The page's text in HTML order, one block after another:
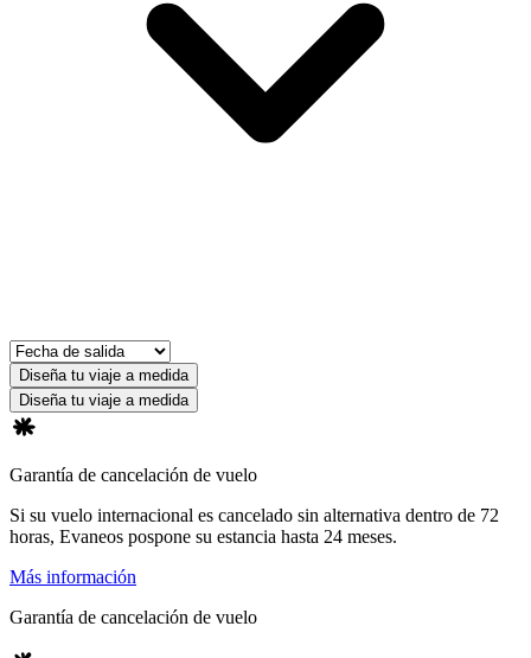
Diseña tu viaje a medida
Diseña tu viaje a medida
Garantía de cancelación de vuelo
Si su vuelo internacional es cancelado sin alternativa dentro de 72
horas, Evaneos pospone su estancia hasta 24 meses.
Más información
Garantía de cancelación de vuelo